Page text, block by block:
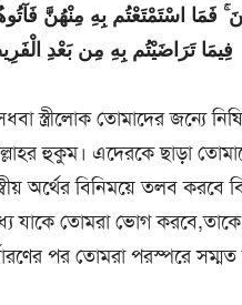
فَمَا اسْتَمْتَعْتُم بِهِ مِنْهُنَّ
فِيمَا تَرَاضَيْتُم بِهِ مِن بَعْدِ
স্ত্রীলোক তোমাদের জন্যে
হুকুম। এদেরকে ছাড়া
অর্থের বিনিময়ে তলব করবে
যাকে তোমরা ভোগ করবে,তাকে
পর তোমরা পরস্পরে সম্মত